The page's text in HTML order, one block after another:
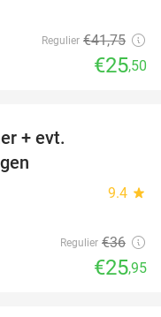
Regulier €41,75
€25,50
+ evt.
9.4 star
Regulier €36
€25,95